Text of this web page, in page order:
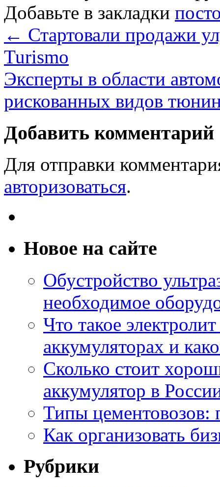
Добавьте в закладки
← Стартовали продажи
Turismo
Эксперты в области
рискованных видов
Добавить комментарий
Для отправки
авторизоваться.
Новое на сайте
Обустройство
необходимое
Что такое
аккумуляторах и
Сколько стоит
аккумулятор в
Типы цементовозов:
Как организовать
Рубрики